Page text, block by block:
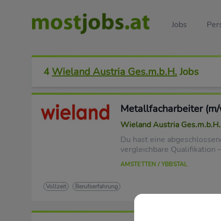
Jobs
4 Wieland Austria Ges.m.b.H. Jobs
Metallfacharbeiter
Wieland Austria Ges.m.b.H.
Du hast eine
vergleichbare Qualifikation
AMSTETTEN / YBBSTAL
Vollzeit Berufserfahrung